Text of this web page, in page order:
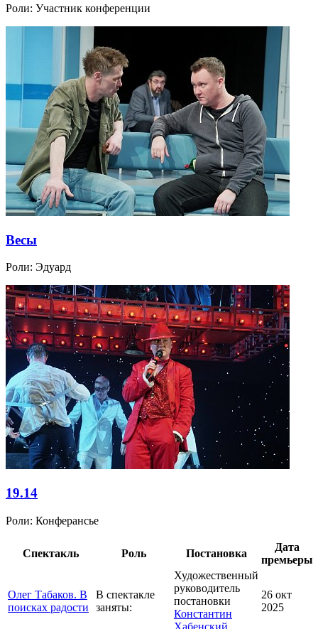
Роли: Участник конференции
Весы
Роли: Эдуард
19.14
Роли: Конферансье
Спектакль Роль Постановка
Дата
премьеры
Олег Табаков. В
поисках радости
В спектакле
заняты:
Художественный
руководитель
постановки
Константин
Хабенский
26 окт
2025